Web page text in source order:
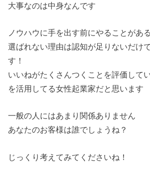
大事なのは中身なんです
ノウハウに手を出す前にやることがあ
選ばれない理由は認知が足りないだけ
す！
いいねがたくさんつくことを評価して
を活用してる女性起業家だと思います
一般の人にはあまり関係ありません
あなたのお客様は誰でしょうね？
じっくり考えてみてくださいね！